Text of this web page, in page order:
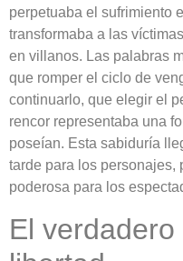
perpetuaba el sufrimiento
transformaba a las
en villanos. Las palabras
que romper el ciclo de
continuarlo, que elegir el
rencor representaba una
poseían. Esta sabiduría
tarde para los personajes,
poderosa para los
El